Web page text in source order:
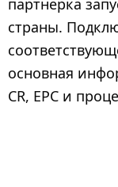
страны.
основная
CR, EPC и